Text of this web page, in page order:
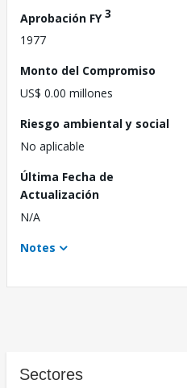
Aprobación FY3
1977
Monto del Compromiso
US$ 0.00 millones
Riesgo ambiental y social
No aplicable
Última Fecha de
Actualización
N/A
Notes
Sectores